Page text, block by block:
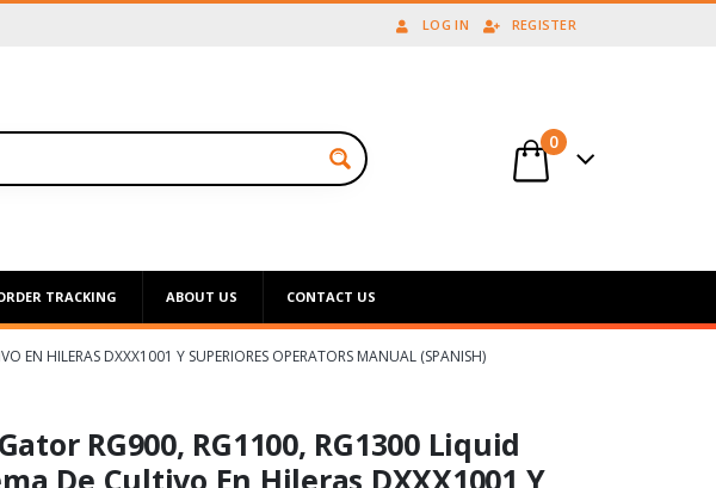
LOG IN REGISTER
0
TRACKING ABOUT US CONTACT US
EN HILERAS DXXX1001 Y SUPERIORES OPERATORS MANUAL (SPANISH)
RG900, RG1100, RG1300 Liquid
De Cultivo En Hileras DXXX1001 Y